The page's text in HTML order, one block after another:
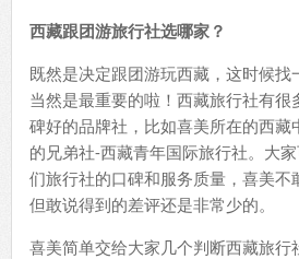
西藏跟团游旅行社选哪家？
既然是决定跟团游玩西藏，这时候找
当然是最重要的啦！西藏旅行社有很
碑好的品牌社，比如喜美所在的西藏
的兄弟社-西藏青年国际旅行社。大
们旅行社的口碑和服务质量，喜美不
但敢说得到的差评还是非常少的。
喜美简单交给大家几个判断西藏旅行